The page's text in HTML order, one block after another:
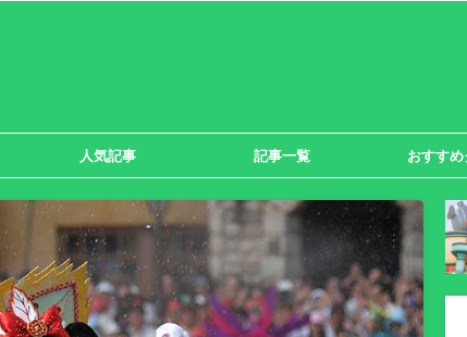
人気記事 記事一覧 おすす